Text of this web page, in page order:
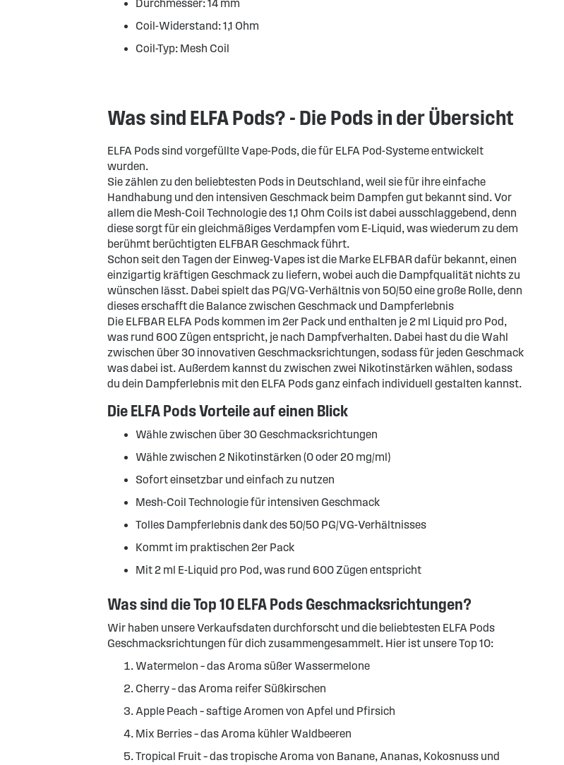
Durchmesser: 14 mm
Coil-Widerstand: 1,1 Ohm
Coil-Typ: Mesh Coil
Was sind ELFA Pods? - Die Pods in der Übersicht
ELFA Pods sind vorgefüllte Vape-Pods, die für ELFA Pod-Systeme entwickelt
wurden.
Sie zählen zu den beliebtesten Pods in Deutschland, weil sie für ihre einfache
Handhabung und den intensiven Geschmack beim Dampfen gut bekannt sind. Vor
allem die Mesh-Coil Technologie des 1,1 Ohm Coils ist dabei ausschlaggebend, denn
diese sorgt für ein gleichmäßiges Verdampfen vom E-Liquid, was wiederum zu dem
berühmt berüchtigten ELFBAR Geschmack führt.
Schon seit den Tagen der Einweg-Vapes ist die Marke ELFBAR dafür bekannt, einen
einzigartig kräftigen Geschmack zu liefern, wobei auch die Dampfqualität nichts zu
wünschen lässt. Dabei spielt das PG/VG-Verhältnis von 50/50 eine große Rolle, denn
dieses erschafft die Balance zwischen Geschmack und Dampferlebnis
Die ELFBAR ELFA Pods kommen im 2er Pack und enthalten je 2 ml Liquid pro Pod,
was rund 600 Zügen entspricht, je nach Dampfverhalten. Dabei hast du die Wahl
zwischen über 30 innovativen Geschmacksrichtungen, sodass für jeden Geschmack
was dabei ist. Außerdem kannst du zwischen zwei Nikotinstärken wählen, sodass
du dein Dampferlebnis mit den ELFA Pods ganz einfach individuell gestalten kannst.
Die ELFA Pods Vorteile auf einen Blick
Wähle zwischen über 30 Geschmacksrichtungen
Wähle zwischen 2 Nikotinstärken (0 oder 20 mg/ml)
Sofort einsetzbar und einfach zu nutzen
Mesh-Coil Technologie für intensiven Geschmack
Tolles Dampferlebnis dank des 50/50 PG/VG-Verhältnisses
Kommt im praktischen 2er Pack
Mit 2 ml E-Liquid pro Pod, was rund 600 Zügen entspricht
Was sind die Top 10 ELFA Pods Geschmacksrichtungen?
Wir haben unsere Verkaufsdaten durchforscht und die beliebtesten ELFA Pods
Geschmacksrichtungen für dich zusammengesammelt. Hier ist unsere Top 10:
Watermelon – das Aroma süßer Wassermelone
Cherry – das Aroma reifer Süßkirschen
Apple Peach – saftige Aromen von Apfel und Pfirsich
Mix Berries – das Aroma kühler Waldbeeren
Tropical Fruit – das tropische Aroma von Banane, Ananas, Kokosnuss und